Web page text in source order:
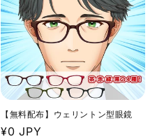
【無料配布】ウェリントン型眼鏡
通
¥0 JPY